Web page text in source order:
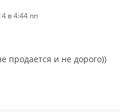
в 4:44 пп
продается и не дорого))